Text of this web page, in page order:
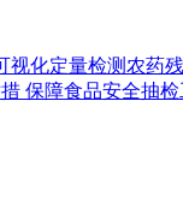
视化定量检测农药
保障食品安全抽检